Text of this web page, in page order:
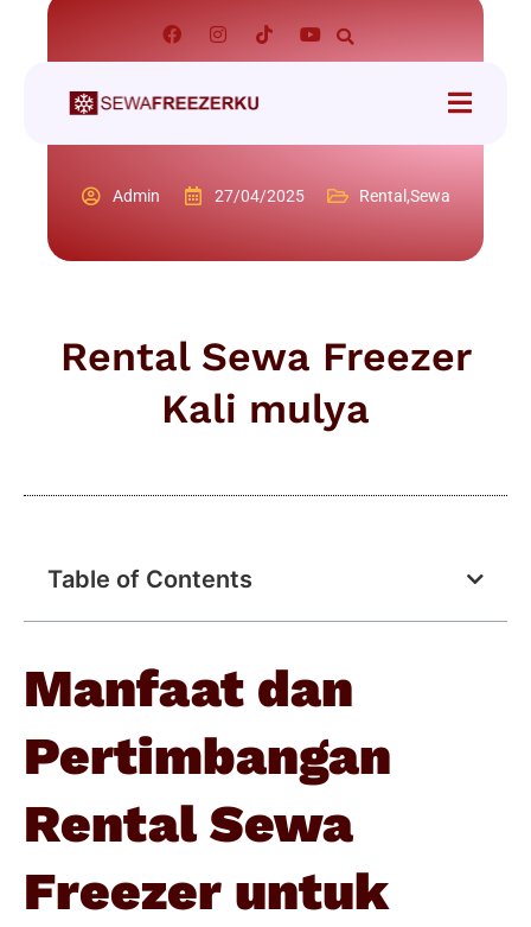
Admin 27/04/2025 Rental ,Sewa
Rental Sewa Freezer
Kali mulya
Table of Contents
Manfaat dan
Pertimbangan
Rental Sewa
Freezer untuk